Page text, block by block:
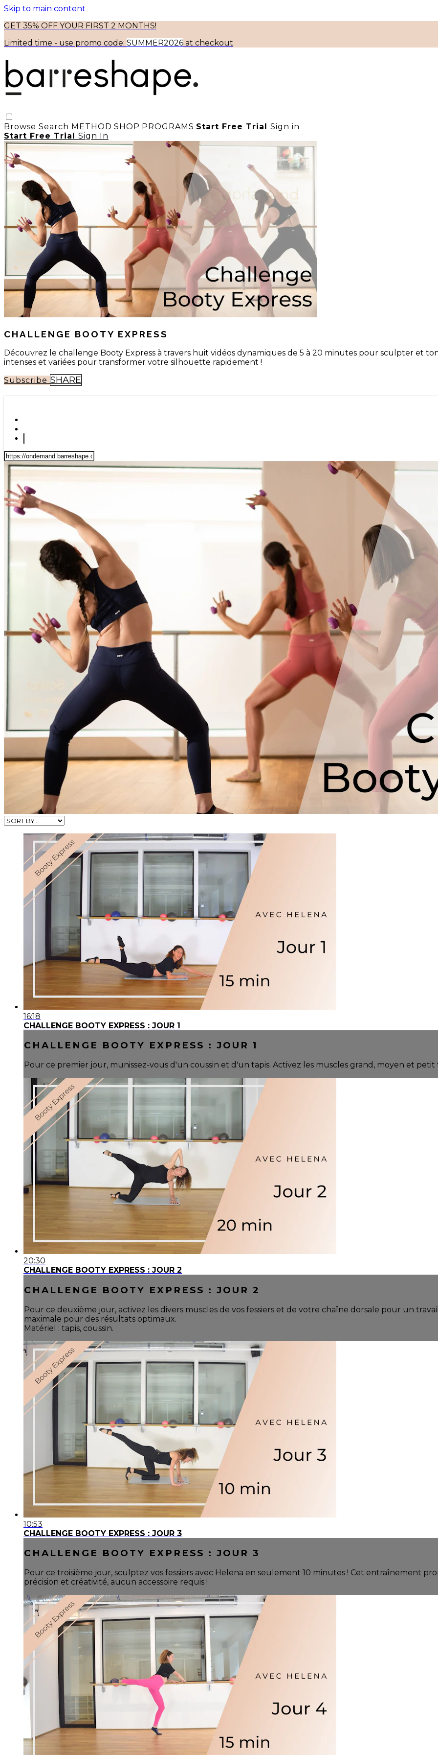
Skip to main content
GET 35% OFF YOUR FIRST 2 MONTHS!
Limited time - use promo code: SUMMER2026 at checkout
Browse Search METHOD SHOP PROGRAMS Start Free Trial Sign in
Start Free Trial Sign In
CHALLENGE BOOTY EXPRESS
Découvrez le challenge Booty Express à travers huit vidéos dynamiques de 5 à 20 minutes pour sculpter et
intenses et variées pour transformer votre silhouette rapidement !
Subscribe SHARE
16:18
CHALLENGE BOOTY EXPRESS : JOUR 1
CHALLENGE BOOTY EXPRESS : JOUR 1
Pour ce premier jour, munissez-vous d'un coussin et d'un tapis. Activez les muscles grand, moyen et
20:30
CHALLENGE BOOTY EXPRESS : JOUR 2
CHALLENGE BOOTY EXPRESS : JOUR 2
Pour ce deuxième jour, activez les divers muscles de vos fessiers et de votre chaîne dorsale pour un
maximale pour des résultats optimaux.
Matériel : tapis, coussin.
10:53
CHALLENGE BOOTY EXPRESS : JOUR 3
CHALLENGE BOOTY EXPRESS : JOUR 3
Pour ce troisième jour, sculptez vos fessiers avec Helena en seulement 10 minutes ! Cet entraînement
précision et créativité, aucun accessoire requis !